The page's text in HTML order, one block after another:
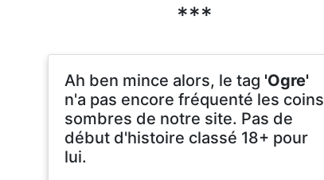
***
Ah ben mince alors, le tag 'Ogre'
n'a pas encore fréquenté les coins
sombres de notre site. Pas de
début d'histoire classé 18+ pour
lui.